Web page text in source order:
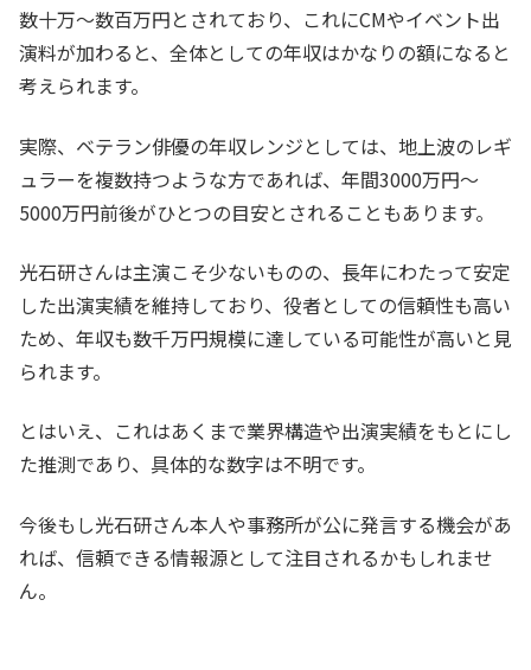
数十万〜数百万円とされており、これにCMやイベント出
演料が加わると、全体としての年収はかなりの額になると
考えられます。
実際、ベテラン俳優の年収レンジとしては、地上波のレギ
ュラーを複数持つような方であれば、年間3000万円〜
5000万円前後がひとつの目安とされることもあります。
光石研さんは主演こそ少ないものの、長年にわたって安定
した出演実績を維持しており、役者としての信頼性も高い
ため、年収も数千万円規模に達している可能性が高いと見
られます。
とはいえ、これはあくまで業界構造や出演実績をもとにし
た推測であり、具体的な数字は不明です。
今後もし光石研さん本人や事務所が公に発言する機会があ
れば、信頼できる情報源として注目されるかもしれませ
ん。